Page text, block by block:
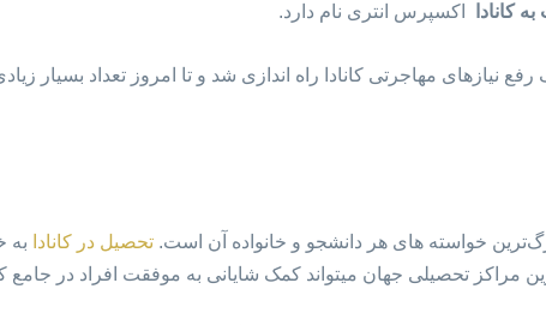
کانادا اکسپرس انتری نام دارد.
با هدف رفع نیازهای مهاجرتی کانادا راه اندازی شد و تا امروز تعداد بسیار
خواسته های هر دانشجو و خانواده آن است. تحصیل در کانادا به
مراکز تحصیلی جهان میتواند کمک شایانی به موفقت افراد در جامع